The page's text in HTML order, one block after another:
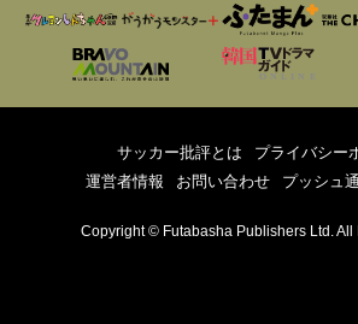
サッカー批評とは
プライバシー
運営者情報
お問い合わせ プッシュ
Copyright © Futabasha Publishers Ltd. All